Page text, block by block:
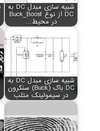
شبیه سازی مبدل DC به
DC از نوع Buck_Boost
در محیط…
شبیه سازی مبدل DC به
DC باک (Buck) سنکرون
در سیمولینک متلب